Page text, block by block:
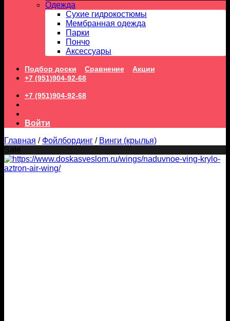
Одежда
Сухие гидрокостюмы
Мембранная одежда
Парки
Пончо
Аксессуары
Подбор доски Сравнение
Акции
+7 (951)904-92-68
+7 (951)904-92-68
Войти
Главная / Фойлбординг / Винги (крылья)
Sale